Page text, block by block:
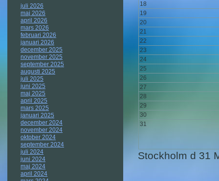
juli 2026
maj 2026
april 2026
mars 2026
februari 2026
januari 2026
december 2025
november 2025
september 2025
augusti 2025
juli 2025
juni 2025
maj 2025
april 2025
mars 2025
januari 2025
december 2024
november 2024
oktober 2024
september 2024
juli 2024
juni 2024
maj 2024
april 2024
18
19
20
21
22
23
24
25
26
27
28
29
30
31
Stockholm d 31